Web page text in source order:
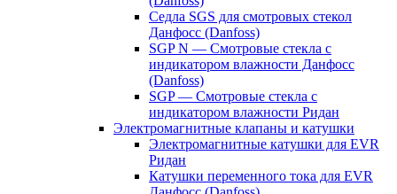
Седла SGS для смотровых стекол
Данфосс (Danfoss)
SGP N — Смотровые стекла с
индикатором влажности Данфосс
(Danfoss)
SGP — Смотровые стекла с
индикатором влажности Ридан
Электромагнитные клапаны и катушки
Электромагнитные катушки для EVR
Ридан
Катушки переменного тока для EVR